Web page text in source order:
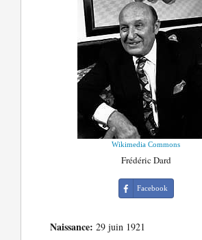
Wikimedia Commons
Frédéric Dard
Facebook
Naissance: 29 juin 1921